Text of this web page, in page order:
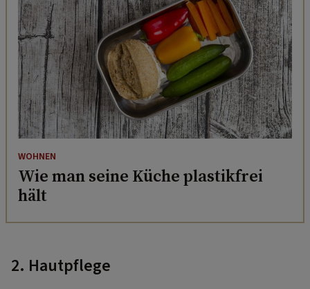
WOHNEN
Wie man seine Küche plastikfrei
hält
2. Hautpflege